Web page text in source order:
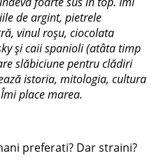
de argint, pietrele
vinul roşu, ciocolata
şi caii spanioli (atâta timp
slăbiciune pentru clădiri
istoria, mitologia, cultura
place marea.
preferati? Dar straini?